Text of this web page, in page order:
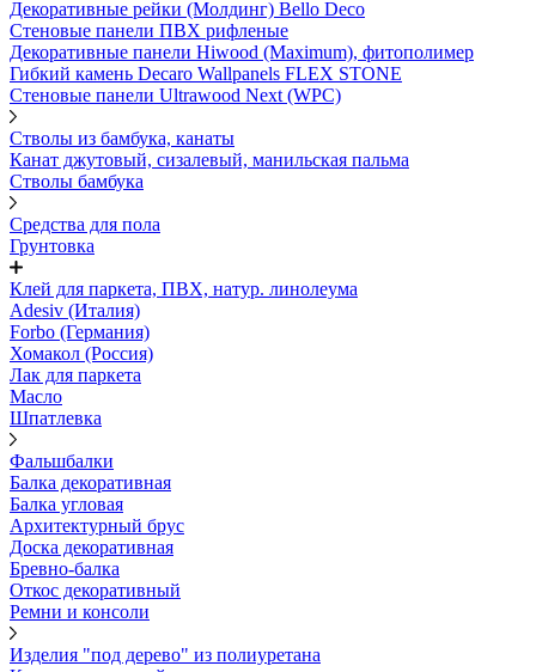
Декоративные рейки (Молдинг) Bello Deco
Стеновые панели ПВХ рифленые
Декоративные панели Hiwood (Maximum), фитополимер
Гибкий камень Decaro Wallpanels FLEX STONE
Стеновые панели Ultrawood Next (WPC)
Стволы из бамбука, канаты
Канат джутовый, сизалевый, манильская пальма
Стволы бамбука
Средства для пола
Грунтовка
Клей для паркета, ПВХ, натур. линолеума
Adesiv (Италия)
Forbo (Германия)
Хомакол (Россия)
Лак для паркета
Масло
Шпатлевка
Фальшбалки
Балка декоративная
Балка угловая
Архитектурный брус
Доска декоративная
Бревно-балка
Откос декоративный
Ремни и консоли
Изделия "под дерево" из полиуретана